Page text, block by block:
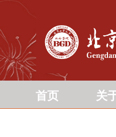
首页 关